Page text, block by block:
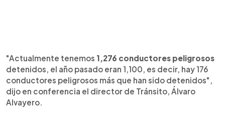
"Actualmente tenemos 1,276 conductores peligrosos
detenidos, el año pasado eran 1,100, es decir, hay 176
conductores peligrosos más que han sido detenidos",
dijo en conferencia el director de Tránsito, Álvaro
Alvayero.